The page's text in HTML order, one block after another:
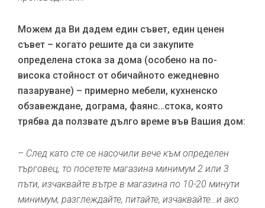
Можем да Ви дадем един съвет, един ценен
съвет – когато решите да си закупите
определена стока за дома (особено на по-
висока стойност от обичайното ежедневно
пазаруване) – примерно мебели, кухненско
обзавеждане, дограма, фаянс…стока, която
трябва да ползвате дълго време във Вашия дом:
– След като сте се насочили вече към определен
търговец, то посетете магазина минимум 2 или 3
пъти, изчаквайте вътре в магазина по 10-20 минути
минимум, разглеждайте, питайте, изчаквайте…и ако